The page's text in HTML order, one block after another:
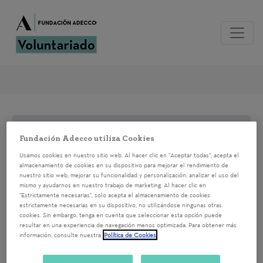
Para poder inscribirte a la acción de
voluntariadoregístrateo accedeal
sistema si ya estás registrado
8M. 2022 TF. Taller de
VideoCV
Fundación Adecco utiliza Cookies
Usamos cookies en nuestro sitio web. Al hacer clic en "Aceptar todas", acepta el
almacenamiento de cookies en su dispositivo para mejorar el rendimiento de
nuestro sitio web, mejorar su funcionalidad y personalización, analizar el uso del
mismo y ayudarnos en nuestro trabajo de marketing. Al hacer clic en
"Estrictamente necesarias", solo acepta el almacenamiento de cookies
estrictamente necesarias en su dispositivo, no utilizándose ningunas otras
cookies. Sin embargo, tenga en cuenta que seleccionar esta opción puede
resultar en una experiencia de navegación menos optimizada. Para obtener más
información, consulte nuestra Política de Cookies